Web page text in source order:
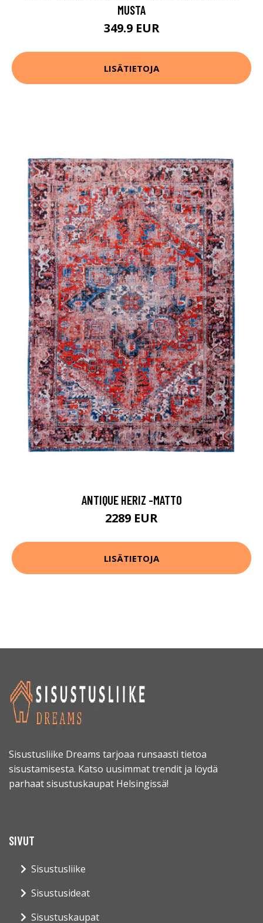
MUSTA
349.9 EUR
LISÄTIETOJA
ANTIQUE HERIZ -MATTO
2289 EUR
LISÄTIETOJA
Sisustusliike Dreams tarjoaa runsaasti tietoa
sisustamisesta. Katso uusimmat trendit ja löydä
parhaat sisustuskaupat Helsingissä!
SIVUT
Sisustusliike
Sisustusideat
Sisustuskaupat